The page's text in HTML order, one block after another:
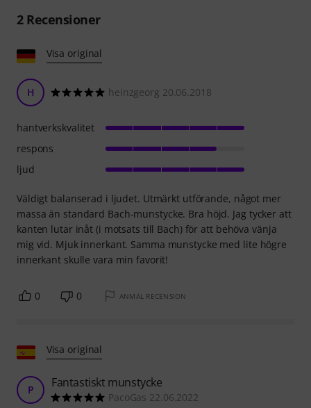
2Recensioner
Visa original
H heinzgeorg 20.06.2018
Väldigt balanserad i ljudet. Utmärkt utförande, något mer
massa än standard Bach-munstycke. Bra höjd. Jag tycker att
kanten lutar inåt (i motsats till Bach) för att behöva vänja
mig vid. Mjuk innerkant. Samma munstycke med lite högre
innerkant skulle vara min favorit!
hantverkskvalitet
respons
ljud
0 0 ANMÄL RECENSION
Visa original
P Fantastiskt munstycke
PacoGas 22.06.2022